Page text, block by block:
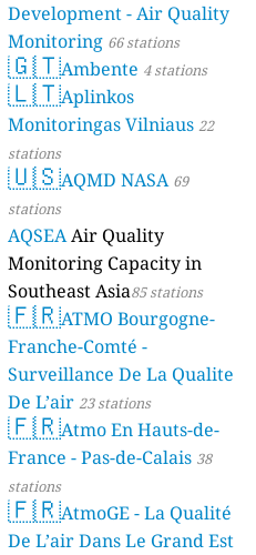
Development - Air Quality
Monitoring 66 stations
🇬🇹Ambente 4 stations
🇱🇹Aplinkos
Monitoringas Vilniaus 22
stations
🇺🇸AQMD NASA 69
stations
AQSEAAir Quality
Monitoring Capacity in
Southeast Asia85 stations
🇫🇷ATMO Bourgogne-
Franche-Comté -
Surveillance De La Qualite
De L’air 23 stations
🇫🇷Atmo En Hauts-de-
France - Pas-de-Calais 38
stations
🇫🇷AtmoGE - La Qualité
De L’air Dans Le Grand Est